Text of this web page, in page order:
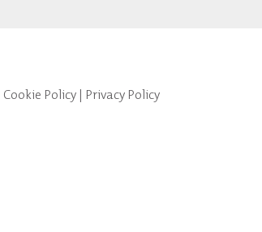
Cookie Policy| Privacy Policy